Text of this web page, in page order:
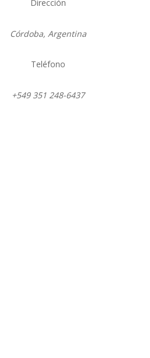
Dirección
Córdoba, Argentina
Teléfono
+549 351 248-6437